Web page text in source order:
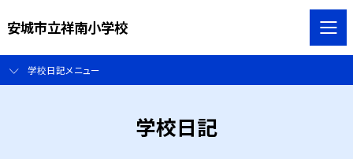
安城市立祥南小学校
学校日記メニュー
学校日記